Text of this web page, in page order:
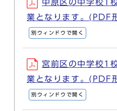
中原区の中学校1
業となります。
別ウィンドウで開く
宮前区の中学校1
業となります。
別ウィンドウで開く